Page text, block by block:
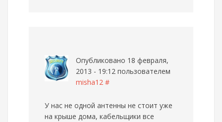
Опубликовано 18 февраля,
2013 - 19:12 пользователем
misha12 #
У нас не одной антенны не стоит уже
на крыше дома, кабельщики все